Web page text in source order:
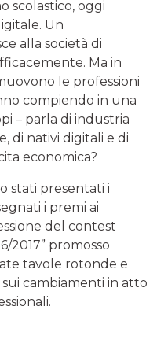
scolastico, oggi
Un
alla società di
Ma in
le professioni
compiendo in una
– parla di industria
di nativi digitali e di
economica?
stati presentati i
i premi ai
del contest
2017” promosso
tavole rotonde e
cambiamenti in atto